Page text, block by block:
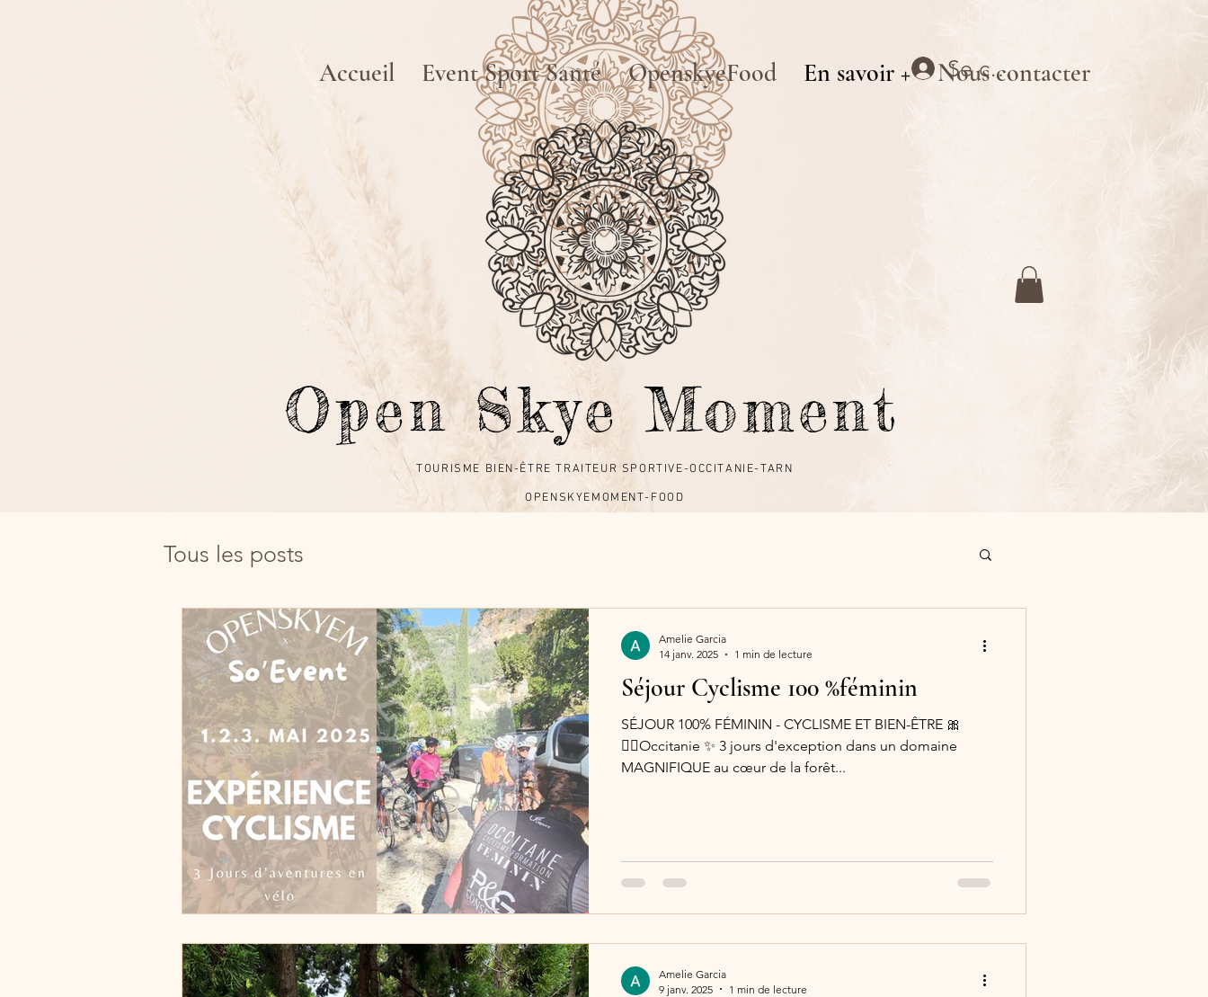
Accueil Event Sport Santé OpenskyeFood En savoir + Nous contacter
Open Skye Moment
TOURISME BIEN-ÊTRE TRAITEUR SPORTIVE-OCCITANIE-TARN
OPENSKYEMOMENT-FOOD
TOURISME BIEN-ÊTRE TRAITEUR SPORTIVE-OCCITANIE-TARN
OPENSKYEMOMENT-FOOD
Se connecter
Tous les posts
Séjour Cyclisme 100 %féminin
SÉJOUR 100% FÉMININ - CYCLISME ET BIEN-ÊTRE 🎀
🚴‍♀️Occitanie ✨ 3 jours d'exception dans un domaine
MAGNIFIQUE au cœur de la forêt...
Amelie Garcia
14 janv. 2025
1 min de lecture
Amelie Garcia
9 janv. 2025
1 min de lecture